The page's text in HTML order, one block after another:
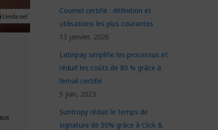
Courriel certifié : définition et
utilisations les plus courantes
13 janvier, 2026
Latinpay simplifie les processus et
réduit les coûts de 80 % grâce à
l’email certifié
5 juin, 2023
Suntropy réduit le temps de
signature de 50% grâce à Click &